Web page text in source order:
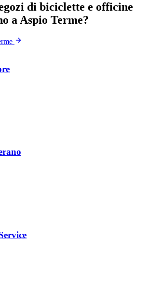
di biciclette e officine
a Aspio Terme?